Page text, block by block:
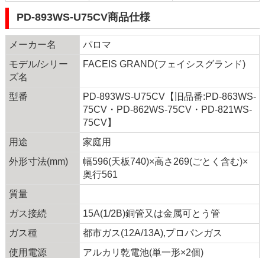
PD-893WS-U75CV商品仕様
メーカー名
パロマ
モデル/シリー
ズ名
FACEIS GRAND(フェイシスグランド)
型番
PD-893WS-U75CV【旧品番:PD-863WS-
75CV・PD-862WS-75CV・PD-821WS-
75CV】
用途
家庭用
外形寸法(mm)
幅596(天板740)×高さ269(ごとく含む)×
奥行561
質量
ガス接続
15A(1/2B)銅管又は金属可とう管
ガス種
都市ガス(12A/13A),プロパンガス
使用電源
アルカリ乾電池(単一形×2個)